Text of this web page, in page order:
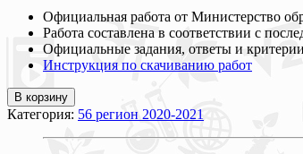
Официальная работа от Министерство
Работа составлена в соответствии с
Официальные задания, ответы и
Инструкция по скачиванию работ
В корзину
Категория: 56 регион 2020-2021